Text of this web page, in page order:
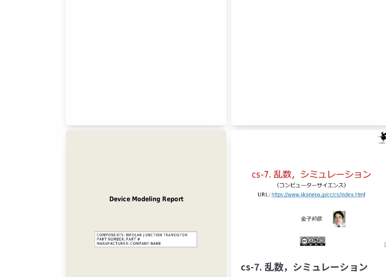
cs-7. 乱数，シミュレーション